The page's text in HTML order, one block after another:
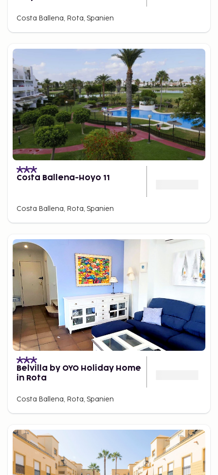
Costa Ballena, Rota, Spanien
Costa Ballena-Hoyo 11
Costa Ballena, Rota, Spanien
Belvilla by OYO Holiday Home
in Rota
Costa Ballena, Rota, Spanien